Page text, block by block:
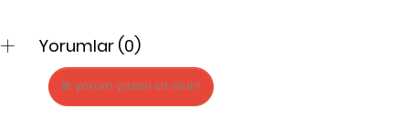
Yorumlar (0)
İlk yorum yazan siz olun!